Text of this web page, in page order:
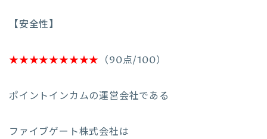
【安全性】
★★★★★★★★★ （90点/100）
ポイントインカムの運営会社である
ファイブゲート株式会社は